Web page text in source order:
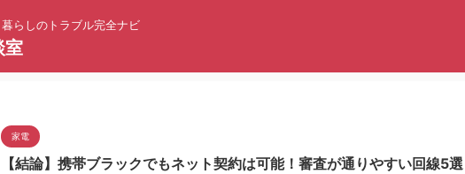
らしのトラブル完全ナビ
室
家電
【結論】携帯ブラックでもネット契約は可能！審査が通りやすい回線5選